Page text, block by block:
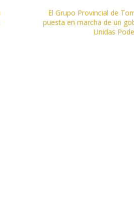
El Grupo Provincial de
puesta en marcha de un
Unidas